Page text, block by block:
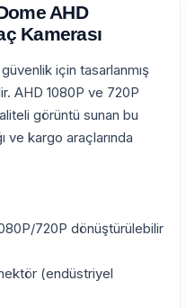
AHD
Kamerası
için tasarlanmış
AHD 1080P ve 720P
görüntü sunan bu
ve kargo araçlarında
720P dönüştürülebilir
(endüstriyel